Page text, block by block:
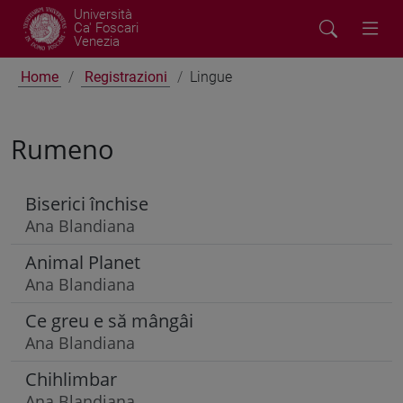
Università
Ca' Foscari
Venezia
Home Registrazioni Lingue
Rumeno
Biserici închise
Ana Blandiana
Animal Planet
Ana Blandiana
Ce greu e să mângâi
Ana Blandiana
Chihlimbar